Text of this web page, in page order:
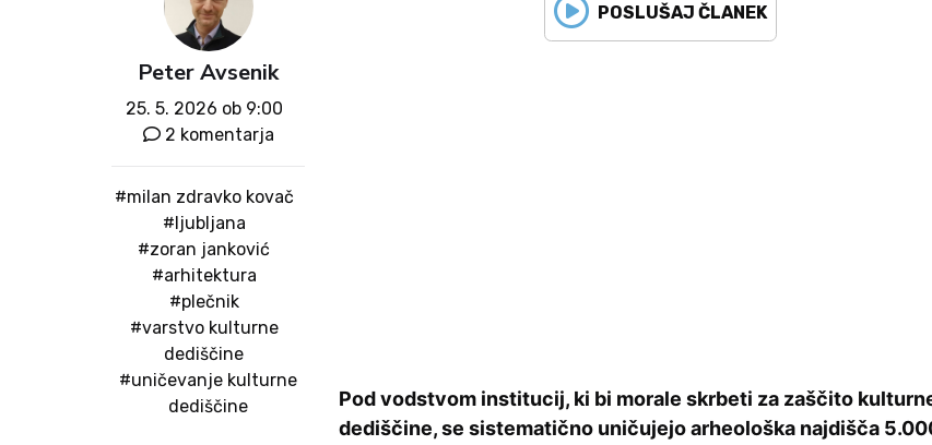
Peter Avsenik
25. 5. 2026 ob 9:00
2 komentarja
#milan zdravko kovač
#ljubljana
#zoran janković
#arhitektura
#plečnik
#varstvo kulturne
dediščine
#uničevanje kulturne
dediščine
POSLUŠAJ ČLANEK
Pod vodstvom institucij, ki bi morale skrbeti za zaščito
dediščine, se sistematično uničujejo arheološka najdišča